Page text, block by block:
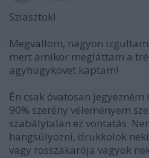
Sziasztok!
Megvallom, nagyon
mert amikor megláttam a
agyhugykövet kaptam!
Én csak óvatosan
90% szerény véleményem
szabálytalan ez vontatás.
hangsúlyozni, drukkolok
vagy rosszakarója vagyok